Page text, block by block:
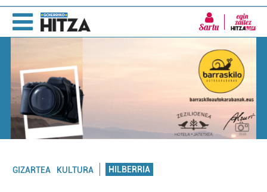
Sartu
GIZARTEA KULTURA HILBERRIA